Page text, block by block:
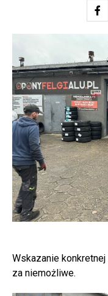
Wskazanie
za niemożliwe.